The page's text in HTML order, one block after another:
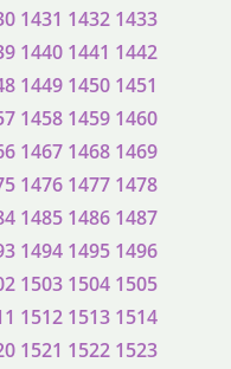
1431 1432 1433
1440 1441 1442
1449 1450 1451
1458 1459 1460
1467 1468 1469
1476 1477 1478
1485 1486 1487
1494 1495 1496
1503 1504 1505
1512 1513 1514
1521 1522 1523